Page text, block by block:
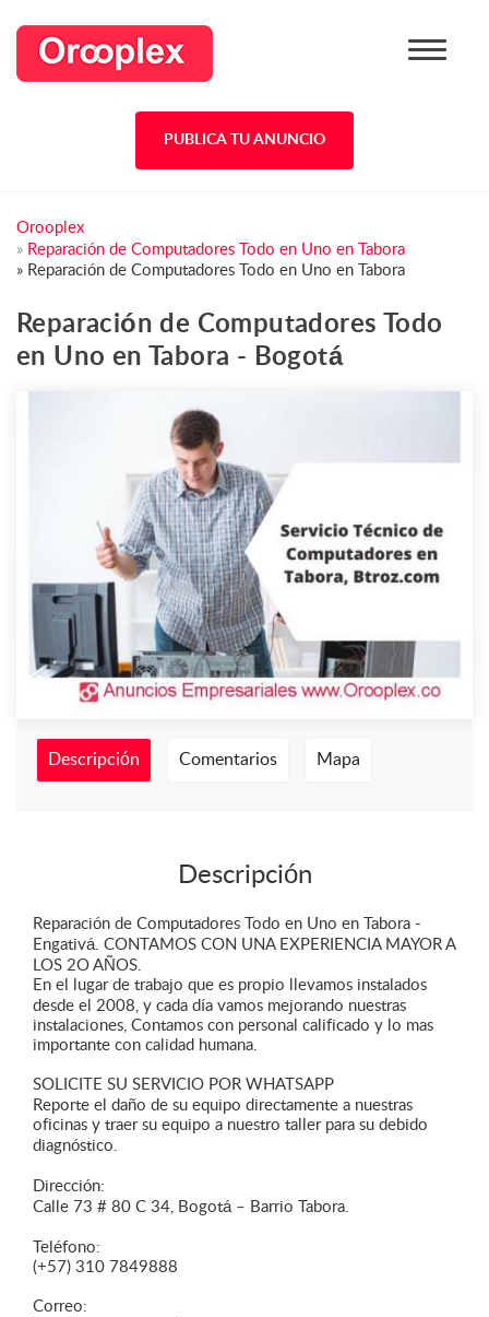
PUBLICA TU ANUNCIO
Orooplex
» Reparación de Computadores Todo en Uno en Tabora
» Reparación de Computadores Todo en Uno en Tabora
Reparación de Computadores Todo
en Uno en Tabora - Bogotá
Descripción Comentarios Mapa
Descripción
Reparación de Computadores Todo en Uno en Tabora -
Engativá. CONTAMOS CON UNA EXPERIENCIA MAYOR A
LOS 2O AÑOS.
En el lugar de trabajo que es propio llevamos instalados
desde el 2008, y cada día vamos mejorando nuestras
instalaciones, Contamos con personal calificado y lo mas
importante con calidad humana.
SOLICITE SU SERVICIO POR WHATSAPP
Reporte el daño de su equipo directamente a nuestras
oficinas y traer su equipo a nuestro taller para su debido
diagnóstico.
Dirección:
Calle 73 # 80 C 34, Bogotá – Barrio Tabora.
Teléfono:
(+57) 310 7849888
Correo: